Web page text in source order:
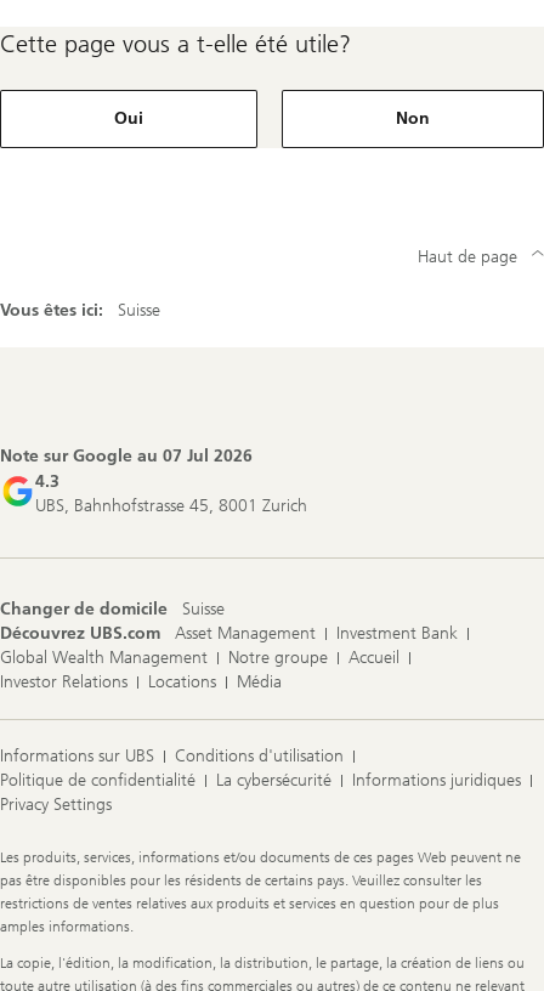
Cette page vous a t-elle été utile?
Oui Non
Vous êtes ici: Suisse
Haut de page
Note sur Google au 07 Jul 2026
4.3
UBS, Bahnhofstrasse 45, 8001 Zurich
Changer de domicile
Suisse
Découvrez UBS.com
Asset Management
Investment Bank
Global Wealth Management
Notre groupe
Accueil
Investor Relations
Locations Média
Informations sur UBS
Conditions d'utilisation
Politique de confidentialité
La cybersécurité
Informations juridiques
Privacy Settings
Legal
Information
Les produits, services, informations et/ou documents de ces pages Web peuvent ne
pas être disponibles pour les résidents de certains pays. Veuillez consulter les
restrictions de ventes relatives aux produits et services en question pour de plus
amples informations.
La copie, l'édition, la modification, la distribution, le partage, la création de liens ou
toute autre utilisation (à des fins commerciales ou autres) de ce contenu ne relevant